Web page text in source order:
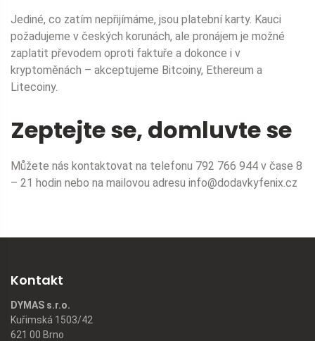
Jediné, co zatím nepřijímáme, jsou platební karty. Kauci
požadujeme v českých korunách, ale pronájem je možné
zaplatit převodem oproti faktuře a dokonce i v
kryptoměnách – akceptujeme Bitcoiny, Ethereum a
Litecoiny.
Zeptejte se, domluvte se
Můžete nás kontaktovat na telefonu 792 766 944 v čase 8
– 21 hodin nebo na mailovou adresu info@dodavkyfenix.cz
Kontakt
DYMAS s.r.o.
Kuřimská 1503/42
621 00 Brno